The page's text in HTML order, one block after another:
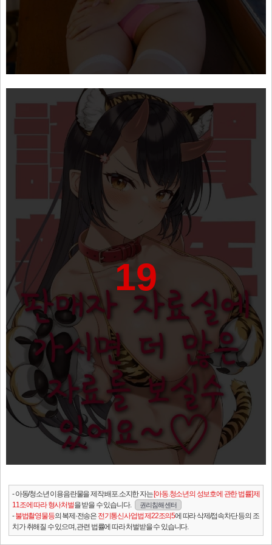
19
- 아동/청소년 이용음란물을 제작.배포.소지한 자는[아동.청소년의 성보호에 관한 법률] 제
11조에 따라 형사처벌을 받을 수 있습니다. 권리침해 센터
-불법촬영물등의 복제·전송은 전기통신사업법 제22조의5에 따라 삭제/접속차단 등의 조
치가 취해질 수 있으며, 관련 법률에 따라 처벌받을 수 있습니다.